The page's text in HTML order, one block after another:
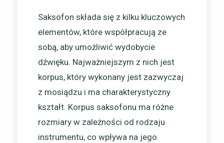
Saksofon składa się z kilku kluczowych
elementów, które współpracują ze
sobą, aby umożliwić wydobycie
dźwięku. Najważniejszym z nich jest
korpus, który wykonany jest zazwyczaj
z mosiądzu i ma charakterystyczny
kształt. Korpus saksofonu ma różne
rozmiary w zależności od rodzaju
instrumentu, co wpływa na jego